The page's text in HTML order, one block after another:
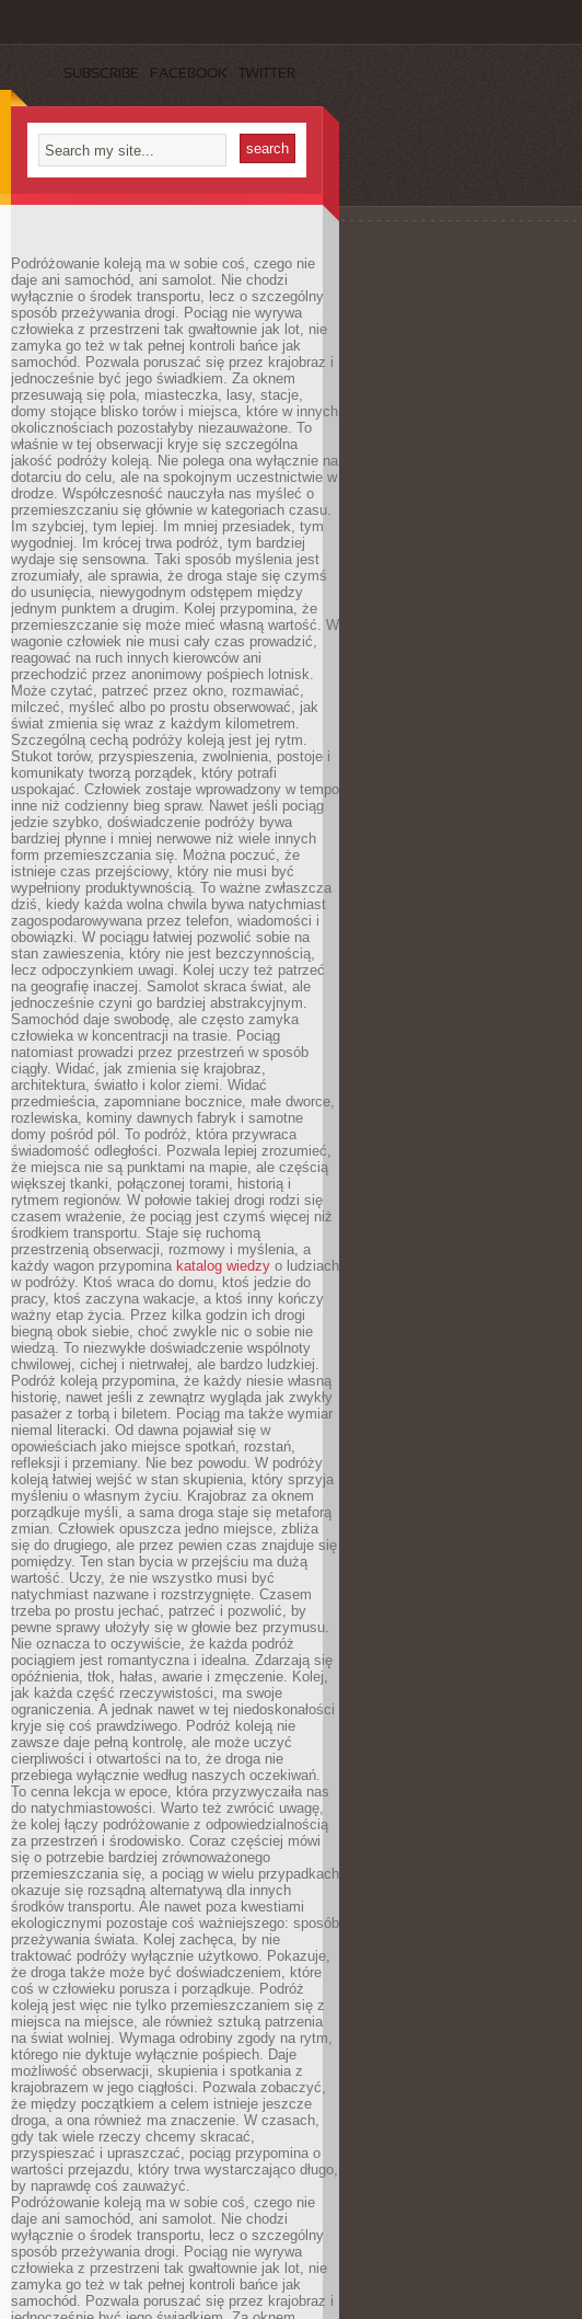
SUBSCRIBE FACEBOOK TWITTER
Podróżowanie koleją ma w sobie coś, czego nie
daje ani samochód, ani samolot. Nie chodzi
wyłącznie o środek transportu, lecz o szczególny
sposób przeżywania drogi. Pociąg nie wyrywa
człowieka z przestrzeni tak gwałtownie jak lot, nie
zamyka go też w tak pełnej kontroli bańce jak
samochód. Pozwala poruszać się przez krajobraz i
jednocześnie być jego świadkiem. Za oknem
przesuwają się pola, miasteczka, lasy, stacje,
domy stojące blisko torów i miejsca, które w innych
okolicznościach pozostałyby niezauważone. To
właśnie w tej obserwacji kryje się szczególna
jakość podróży koleją. Nie polega ona wyłącznie na
dotarciu do celu, ale na spokojnym uczestnictwie w
drodze. Współczesność nauczyła nas myśleć o
przemieszczaniu się głównie w kategoriach czasu.
Im szybciej, tym lepiej. Im mniej przesiadek, tym
wygodniej. Im krócej trwa podróż, tym bardziej
wydaje się sensowna. Taki sposób myślenia jest
zrozumiały, ale sprawia, że droga staje się czymś
do usunięcia, niewygodnym odstępem między
jednym punktem a drugim. Kolej przypomina, że
przemieszczanie się może mieć własną wartość. W
wagonie człowiek nie musi cały czas prowadzić,
reagować na ruch innych kierowców ani
przechodzić przez anonimowy pośpiech lotnisk.
Może czytać, patrzeć przez okno, rozmawiać,
milczeć, myśleć albo po prostu obserwować, jak
świat zmienia się wraz z każdym kilometrem.
Szczególną cechą podróży koleją jest jej rytm.
Stukot torów, przyspieszenia, zwolnienia, postoje i
komunikaty tworzą porządek, który potrafi
uspokajać. Człowiek zostaje wprowadzony w tempo
inne niż codzienny bieg spraw. Nawet jeśli pociąg
jedzie szybko, doświadczenie podróży bywa
bardziej płynne i mniej nerwowe niż wiele innych
form przemieszczania się. Można poczuć, że
istnieje czas przejściowy, który nie musi być
wypełniony produktywnością. To ważne zwłaszcza
dziś, kiedy każda wolna chwila bywa natychmiast
zagospodarowywana przez telefon, wiadomości i
obowiązki. W pociągu łatwiej pozwolić sobie na
stan zawieszenia, który nie jest bezczynnością,
lecz odpoczynkiem uwagi. Kolej uczy też patrzeć
na geografię inaczej. Samolot skraca świat, ale
jednocześnie czyni go bardziej abstrakcyjnym.
Samochód daje swobodę, ale często zamyka
człowieka w koncentracji na trasie. Pociąg
natomiast prowadzi przez przestrzeń w sposób
ciągły. Widać, jak zmienia się krajobraz,
architektura, światło i kolor ziemi. Widać
przedmieścia, zapomniane bocznice, małe dworce,
rozlewiska, kominy dawnych fabryk i samotne
domy pośród pól. To podróż, która przywraca
świadomość odległości. Pozwala lepiej zrozumieć,
że miejsca nie są punktami na mapie, ale częścią
większej tkanki, połączonej torami, historią i
rytmem regionów. W połowie takiej drogi rodzi się
czasem wrażenie, że pociąg jest czymś więcej niż
środkiem transportu. Staje się ruchomą
przestrzenią obserwacji, rozmowy i myślenia, a
każdy wagon przypomina katalog wiedzy o ludziach
w podróży. Ktoś wraca do domu, ktoś jedzie do
pracy, ktoś zaczyna wakacje, a ktoś inny kończy
ważny etap życia. Przez kilka godzin ich drogi
biegną obok siebie, choć zwykle nic o sobie nie
wiedzą. To niezwykłe doświadczenie wspólnoty
chwilowej, cichej i nietrwałej, ale bardzo ludzkiej.
Podróż koleją przypomina, że każdy niesie własną
historię, nawet jeśli z zewnątrz wygląda jak zwykły
pasażer z torbą i biletem. Pociąg ma także wymiar
niemal literacki. Od dawna pojawiał się w
opowieściach jako miejsce spotkań, rozstań,
refleksji i przemiany. Nie bez powodu. W podróży
koleją łatwiej wejść w stan skupienia, który sprzyja
myśleniu o własnym życiu. Krajobraz za oknem
porządkuje myśli, a sama droga staje się metaforą
zmian. Człowiek opuszcza jedno miejsce, zbliża
się do drugiego, ale przez pewien czas znajduje się
pomiędzy. Ten stan bycia w przejściu ma dużą
wartość. Uczy, że nie wszystko musi być
natychmiast nazwane i rozstrzygnięte. Czasem
trzeba po prostu jechać, patrzeć i pozwolić, by
pewne sprawy ułożyły się w głowie bez przymusu.
Nie oznacza to oczywiście, że każda podróż
pociągiem jest romantyczna i idealna. Zdarzają się
opóźnienia, tłok, hałas, awarie i zmęczenie. Kolej,
jak każda część rzeczywistości, ma swoje
ograniczenia. A jednak nawet w tej niedoskonałości
kryje się coś prawdziwego. Podróż koleją nie
zawsze daje pełną kontrolę, ale może uczyć
cierpliwości i otwartości na to, że droga nie
przebiega wyłącznie według naszych oczekiwań.
To cenna lekcja w epoce, która przyzwyczaiła nas
do natychmiastowości. Warto też zwrócić uwagę,
że kolej łączy podróżowanie z odpowiedzialnością
za przestrzeń i środowisko. Coraz częściej mówi
się o potrzebie bardziej zrównoważonego
przemieszczania się, a pociąg w wielu przypadkach
okazuje się rozsądną alternatywą dla innych
środków transportu. Ale nawet poza kwestiami
ekologicznymi pozostaje coś ważniejszego: sposób
przeżywania świata. Kolej zachęca, by nie
traktować podróży wyłącznie użytkowo. Pokazuje,
że droga także może być doświadczeniem, które
coś w człowieku porusza i porządkuje. Podróż
koleją jest więc nie tylko przemieszczaniem się z
miejsca na miejsce, ale również sztuką patrzenia
na świat wolniej. Wymaga odrobiny zgody na rytm,
którego nie dyktuje wyłącznie pośpiech. Daje
możliwość obserwacji, skupienia i spotkania z
krajobrazem w jego ciągłości. Pozwala zobaczyć,
że między początkiem a celem istnieje jeszcze
droga, a ona również ma znaczenie. W czasach,
gdy tak wiele rzeczy chcemy skracać,
przyspieszać i upraszczać, pociąg przypomina o
wartości przejazdu, który trwa wystarczająco długo,
by naprawdę coś zauważyć.
Podróżowanie koleją ma w sobie coś, czego nie
daje ani samochód, ani samolot. Nie chodzi
wyłącznie o środek transportu, lecz o szczególny
sposób przeżywania drogi. Pociąg nie wyrywa
człowieka z przestrzeni tak gwałtownie jak lot, nie
zamyka go też w tak pełnej kontroli bańce jak
samochód. Pozwala poruszać się przez krajobraz i